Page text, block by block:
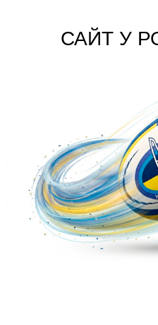
САЙТ У